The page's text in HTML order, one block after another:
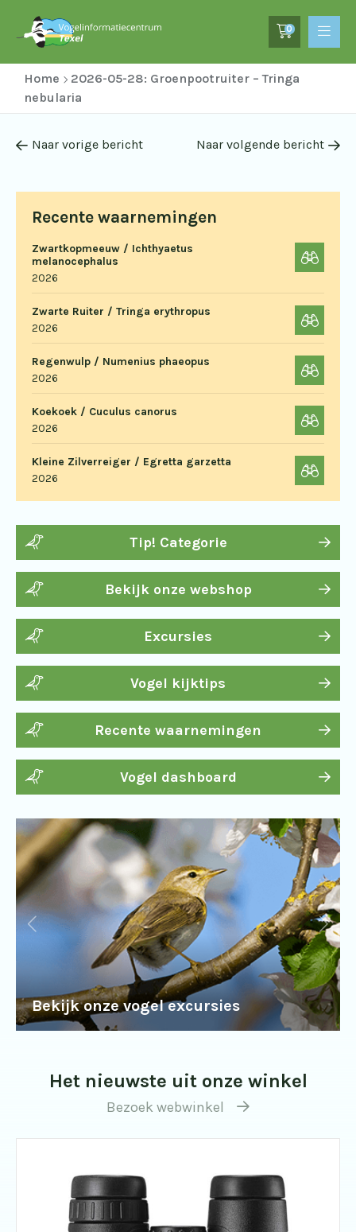
0
Home
2026-05-28: Groenpootruiter – Tringa
nebularia
Recente waarnemingen
Zwartkopmeeuw / Ichthyaetus
melanocephalus
2026
Zwarte Ruiter / Tringa erythropus
2026
Regenwulp / Numenius phaeopus
2026
Koekoek / Cuculus canorus
2026
Kleine Zilverreiger / Egretta garzetta
2026
Tip! Categorie
Bekijk onze webshop
Excursies
Vogel kijktips
Recente waarnemingen
Vogel dashboard
Bekijk onze vogel excursies
Naar vorige bericht Naar volgende bericht
Het nieuwste uit onze winkel
Bezoek webwinkel